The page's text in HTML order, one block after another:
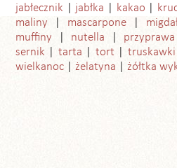
jabłecznik
jabłka kakao
maliny
mascarpone
muffiny
nutella
sernik
tarta tort truskawki
wielkanoc
żelatyna żółtka